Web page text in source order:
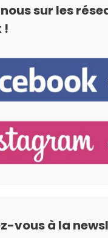
sur les
!
vous à la